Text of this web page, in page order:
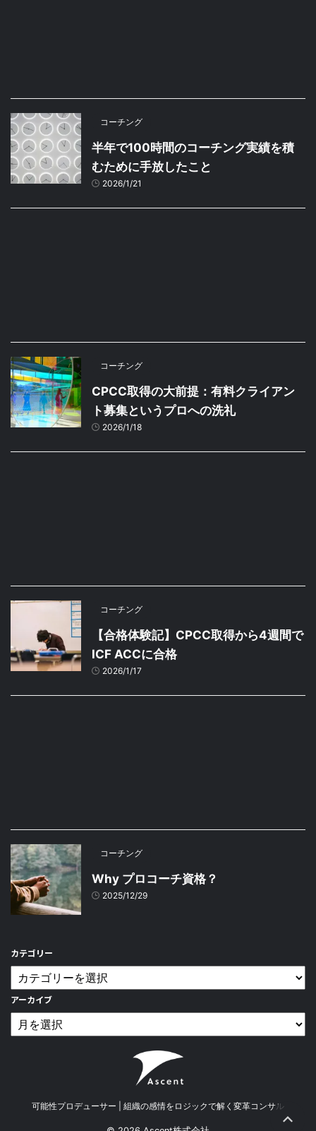
コーチング
半年で100時間のコーチング実績を積
むために手放したこと
2026/1/21
コーチング
CPCC取得の大前提：有料クライアン
ト募集というプロへの洗礼
2026/1/18
コーチング
【合格体験記】CPCC取得から4週間で
ICF ACCに合格
2026/1/17
コーチング
Why プロコーチ資格？
2025/12/29
カテゴリー
アーカイブ
可能性プロデューサー | 組織の感情をロジックで解く変革コンサル